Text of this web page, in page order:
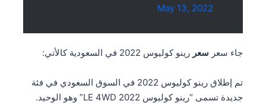
May 13, 2022
جاء سعر سعر رينو كوليوس 2022 في السعودية كالأتي:
تم إطلاق رينو كوليوس 2022 في السوق السعودي في فئة
جديدة تسمى “رينو كوليوس LE 4WD 2022” وهو الوحيد.